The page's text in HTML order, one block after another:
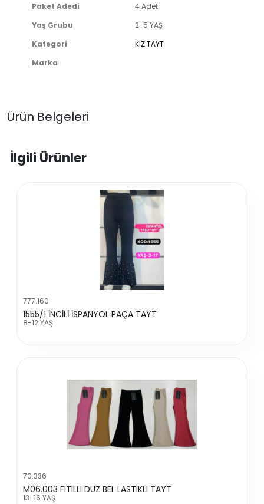
Paket Adedi
4 Adet
Yaş Grubu
2-5 YAŞ
Kategori
KIZ TAYT
Marka
Ürün Belgeleri
İlgili Ürünler
777.160
1555/1 İNCİLİ İSPANYOL PAÇA TAYT
8-12 YAŞ
70.336
M06.003 FITILLI DUZ BEL LASTIKLI TAYT
13-16 YAŞ